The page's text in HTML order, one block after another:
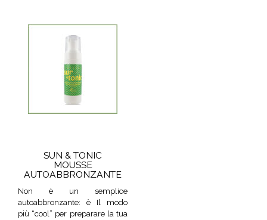
SUN & TONIC
MOUSSE
AUTOABBRONZANTE
Non è un semplice
autoabbronzante: è Il modo
più “cool” per preparare la tua